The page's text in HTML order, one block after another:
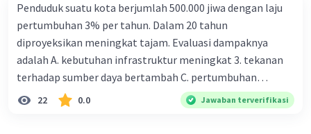
ceteris paribus maka .... a. Menimbulkan inflasi di mana
bentuk kurva jumlah uang beredar (penawaran uang) naik
dari kiri bawah ke kanan atas b. Menimbulkan deflasi di
mana bentuk kurva jumlah uang beredar (penawaran
uang) naik dari kiri bawah ke kanan atas c. Tingkat bunga
meningkat di mana bentuk kurva jumlah uang beredar
Penduduk suatu kota berjumlah 500.000 jiwa dengan laju
pertumbuhan 3% per tahun. Dalam 20 tahun
diproyeksikan meningkat tajam. Evaluasi dampaknya
adalah A. kebutuhan infrastruktur meningkat 3. tekanan
terhadap sumber daya bertambah C. pertumbuhan
eksponensial berdampak jangka panjang D. tidak
memengaruhi tata ruang E. proyeksi penduduk penting
22 0.0 Jawaban terverifikasi